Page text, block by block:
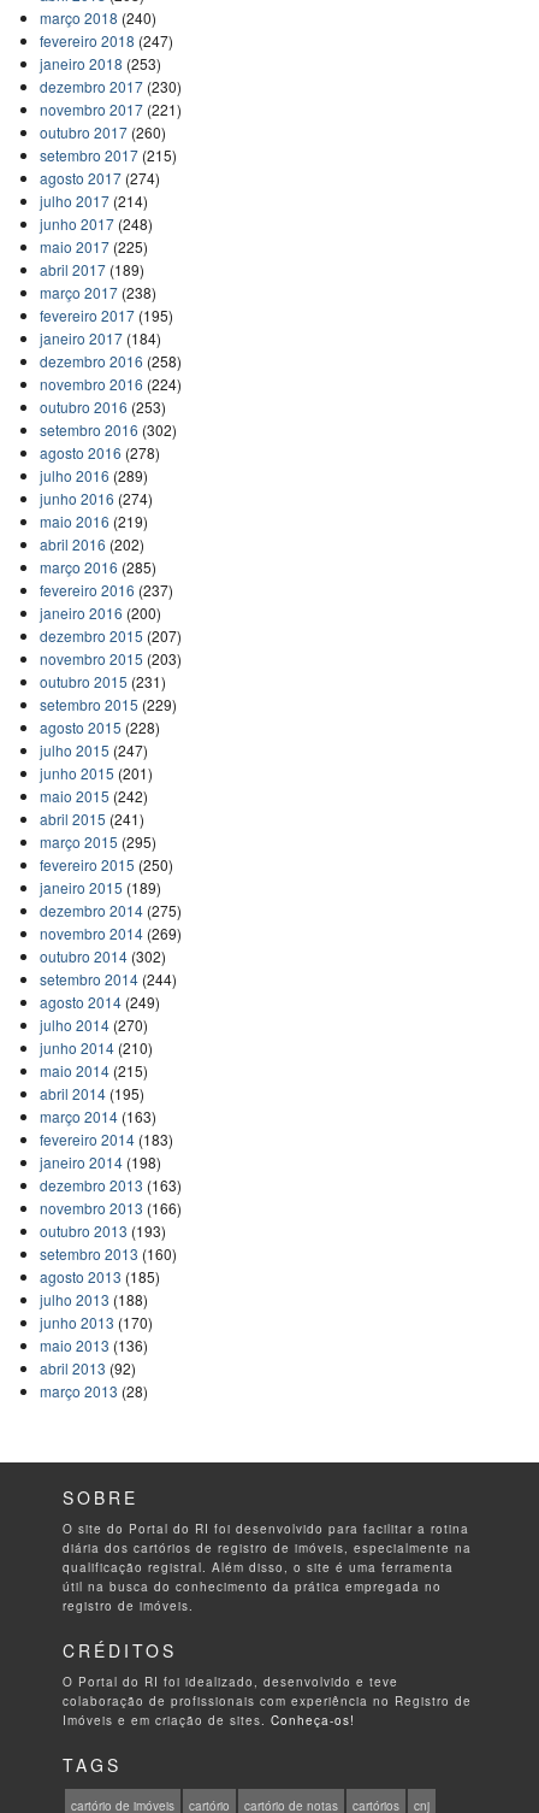
março 2018 (240)
fevereiro 2018 (247)
janeiro 2018 (253)
dezembro 2017(230)
novembro 2017(221)
outubro 2017(260)
setembro 2017(215)
agosto 2017(274)
julho 2017(214)
junho 2017(248)
maio 2017(225)
abril 2017(189)
março 2017(238)
fevereiro 2017(195)
janeiro 2017(184)
dezembro 2016 (258)
novembro 2016 (224)
outubro 2016 (253)
setembro 2016 (302)
agosto 2016 (278)
julho 2016 (289)
junho 2016 (274)
maio 2016 (219)
abril 2016 (202)
março 2016 (285)
fevereiro 2016 (237)
janeiro 2016 (200)
dezembro 2015 (207)
novembro 2015 (203)
outubro 2015 (231)
setembro 2015 (229)
agosto 2015 (228)
julho 2015 (247)
junho 2015 (201)
maio 2015 (242)
abril 2015 (241)
março 2015 (295)
fevereiro 2015 (250)
janeiro 2015 (189)
dezembro 2014(275)
novembro 2014(269)
outubro 2014(302)
setembro 2014(244)
agosto 2014(249)
julho 2014(270)
junho 2014(210)
maio 2014(215)
abril 2014(195)
março 2014(163)
fevereiro 2014(183)
janeiro 2014(198)
dezembro 2013 (163)
novembro 2013 (166)
outubro 2013 (193)
setembro 2013 (160)
agosto 2013 (185)
julho 2013 (188)
junho 2013 (170)
maio 2013 (136)
abril 2013 (92)
março 2013 (28)
SOBRE
O site do Portal do RI foi desenvolvido para facilitar a rotina
diária dos cartórios de registro de imóveis, especialmente na
qualificação registral. Além disso, o site é uma ferramenta
útil na busca do conhecimento da prática empregada no
registro de imóveis.
CRÉDITOS
O Portal do RI foi idealizado, desenvolvido e teve
colaboração de profissionais com experiência no Registro de
Imóveis e em criação de sites.Conheça-os!
TAGS
cartório de imóveis cartório cartório de notas cartórios cnj